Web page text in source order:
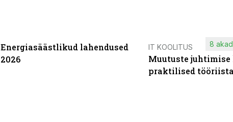
Energiasäästlikud lahendused
2026
IT KOOLITUS
Muutuste
praktilised
8